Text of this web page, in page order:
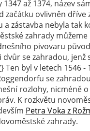
až 1374, název
začátku ovlivněn dříve
zástavba nebyla tak
zahrady
pivovaru
se zahradou, jenž
} Ten byl v letech 1546 -
se
rozlohy, nicméně
K rozkvětu
Petra Voka z
zahrady.